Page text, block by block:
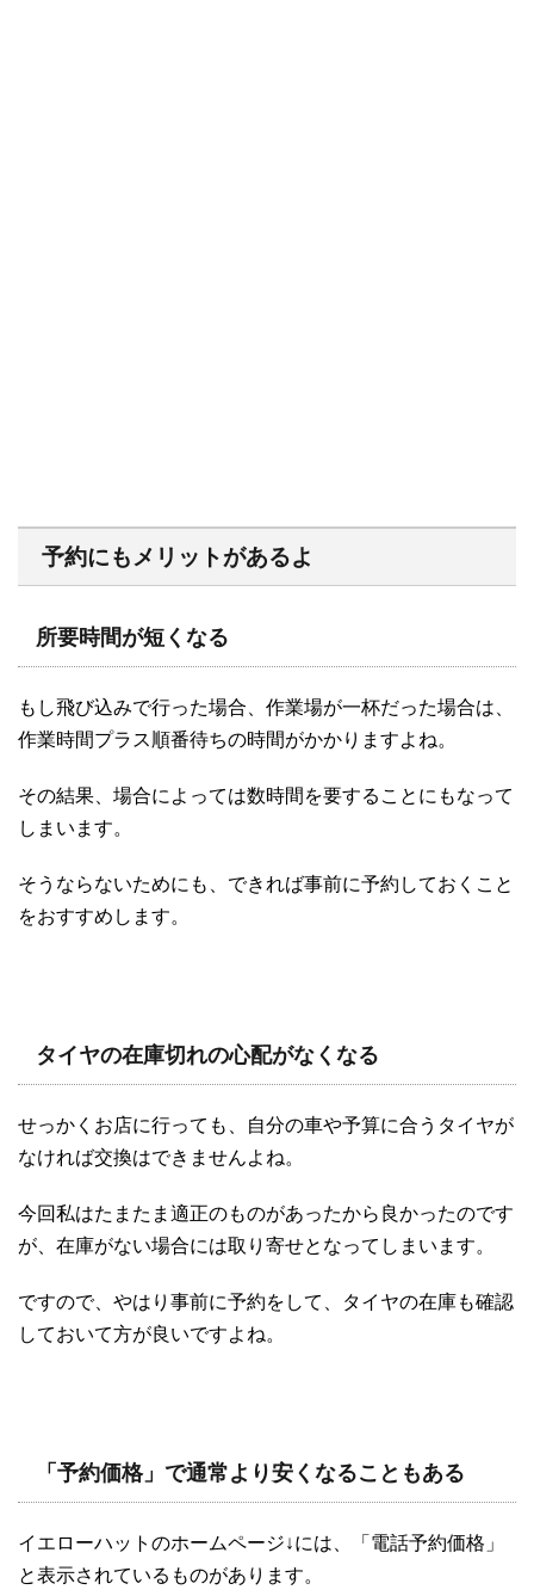
予約にもメリットがあるよ
所要時間が短くなる
もし飛び込みで行った場合、作業場が一杯だった場合は、
作業時間プラス順番待ちの時間がかかりますよね。
その結果、場合によっては数時間を要することにもなって
しまいます。
そうならないためにも、できれば事前に予約しておくこと
をおすすめします。
タイヤの在庫切れの心配がなくなる
せっかくお店に行っても、自分の車や予算に合うタイヤが
なければ交換はできませんよね。
今回私はたまたま適正のものがあったから良かったのです
が、在庫がない場合には取り寄せとなってしまいます。
ですので、やはり事前に予約をして、タイヤの在庫も確認
しておいて方が良いですよね。
「予約価格」で通常より安くなることもある
イエローハットのホームページ↓には、「電話予約価格」
と表示されているものがあります。